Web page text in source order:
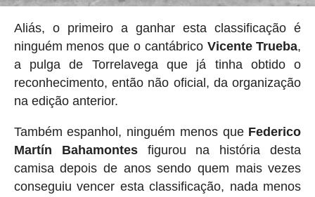
Aliás, o primeiro a ganhar esta classificação é
ninguém menos que o cantábrico Vicente Trueba,
a pulga de Torrelavega que já tinha obtido o
reconhecimento, então não oficial, da organização
na edição anterior.
Também espanhol, ninguém menos que Federico
Martín Bahamontesfigurou na história desta
camisa depois de anos sendo quem mais vezes
conseguiu vencer esta classificação, nada menos